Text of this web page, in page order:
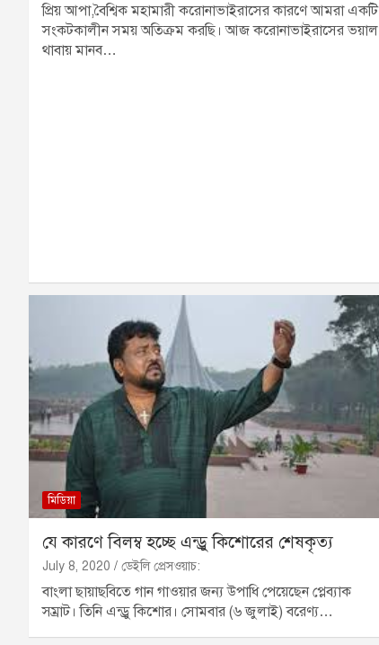
প্রিয় আপা,বৈশ্বিক মহামারী করোনাভাইরাসের কারণে আমরা একটি
সংকটকালীন সময় অতিক্রম করছি। আজ করোনাভাইরাসের ভয়াল
থাবায় মানব…
মিডিয়া
যে কারণে বিলম্ব হচ্ছে এন্ড্রু কিশোরের শেষকৃত্য
July 8, 2020 ডেইলি প্রেসওয়াচ:
বাংলা ছায়াছবিতে গান গাওয়ার জন্য উপাধি পেয়েছেন প্লেব্যাক
সম্রাট। তিনি এন্ড্রু কিশোর। সোমবার (৬ জুলাই) বরেণ্য…